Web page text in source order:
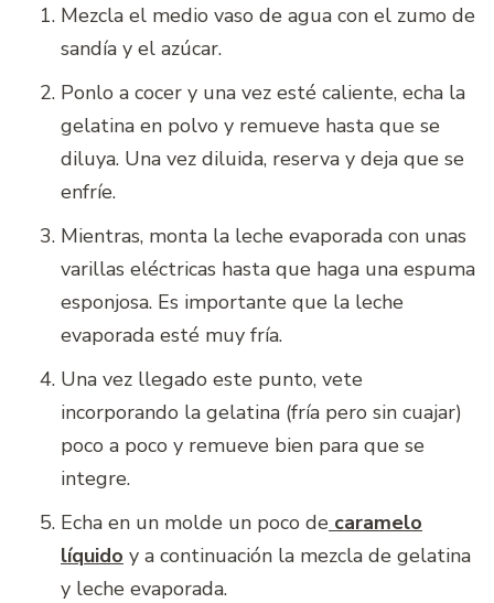
Mezcla el medio vaso de agua con el zumo de
sandía y el azúcar.
Ponlo a cocer y una vez esté caliente, echa la
gelatina en polvo y remueve hasta que se
diluya. Una vez diluida, reserva y deja que se
enfríe.
Mientras, monta la leche evaporada con unas
varillas eléctricas hasta que haga una espuma
esponjosa. Es importante que la leche
evaporada esté muy fría.
Una vez llegado este punto, vete
incorporando la gelatina (fría pero sin cuajar)
poco a poco y remueve bien para que se
integre.
Echa en un molde un poco de caramelo
líquido y a continuación la mezcla de gelatina
y leche evaporada.